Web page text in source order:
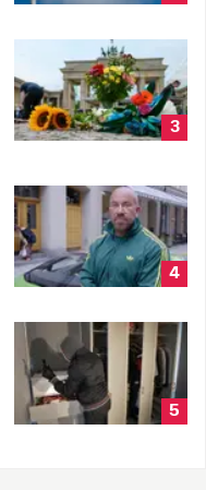
3
4
5